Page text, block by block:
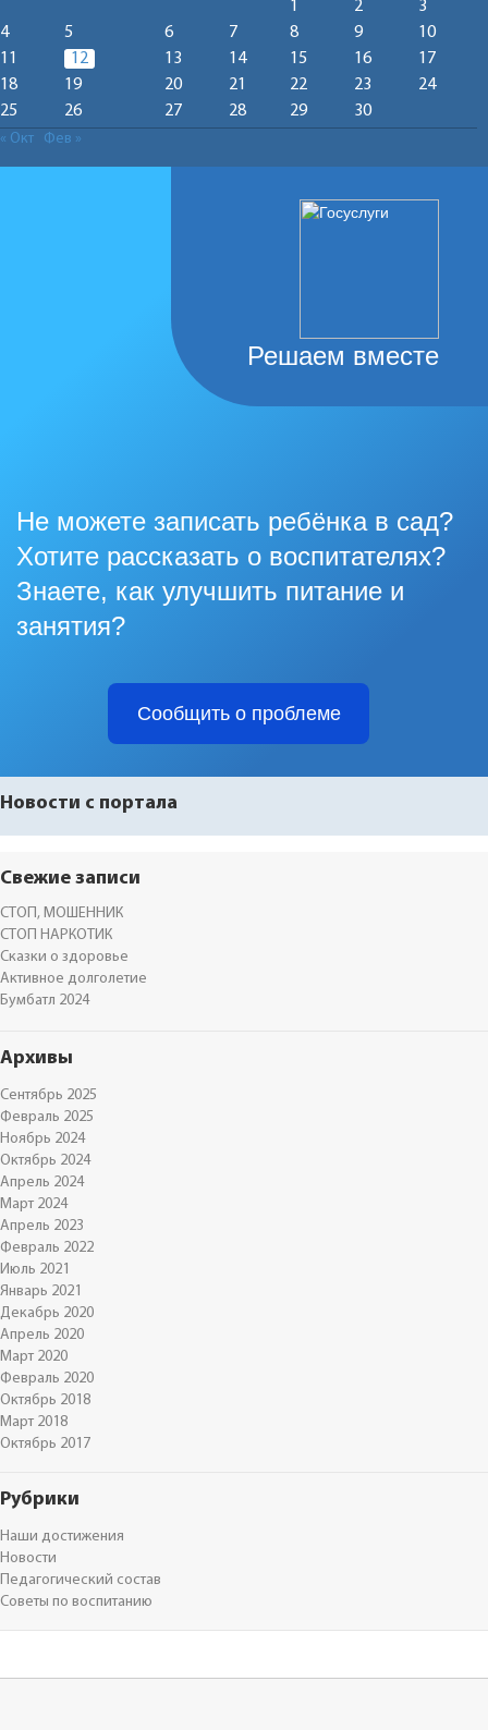
1 2
3
4
5 6 7 8 9
10
11
12 13 14 15 16
17
18
19 20 21 22 23
24
25
26 27 28 29 30
« Окт Фев »
Решаем вместе
Не можете записать ребёнка в сад?
Хотите рассказать о воспитателях?
Знаете, как улучшить питание и
занятия?
Сообщить о проблеме
Новости с портала
Свежие записи
СТОП, МОШЕННИК
СТОП НАРКОТИК
Сказки о здоровье
Активное долголетие
Бумбатл 2024
Архивы
Сентябрь 2025
Февраль 2025
Ноябрь 2024
Октябрь 2024
Апрель 2024
Март 2024
Апрель 2023
Февраль 2022
Июль 2021
Январь 2021
Декабрь 2020
Апрель 2020
Март 2020
Февраль 2020
Октябрь 2018
Март 2018
Октябрь 2017
Рубрики
Наши достижения
Новости
Педагогический состав
Советы по воспитанию